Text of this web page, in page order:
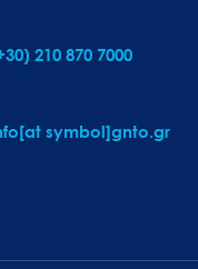
210 870 7000
symbol]gnto.gr